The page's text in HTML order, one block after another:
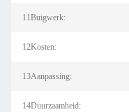
11Buigwerk:
12Kosten:
13Aanpassing:
14Duurzaamheid: